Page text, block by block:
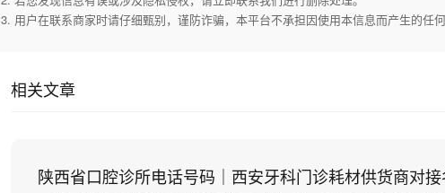
3. 用户在联系商家时请仔细甄别，谨防诈骗，本平台不承担因使用本信息而产生的任何
相关文章
陕西省口腔诊所电话号码｜西安牙科门诊耗材供货商对